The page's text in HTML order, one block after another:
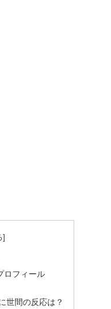
フィール
世間の反応は？